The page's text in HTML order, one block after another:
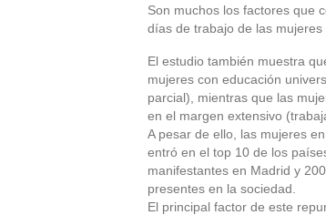
Son muchos los factores que
días de trabajo de las
El estudio también muestra
mujeres con educación
parcial), mientras que las
en el margen extensivo
A pesar de ello, las mujeres
entró en el top 10 de los
manifestantes en Madrid y
presentes en la sociedad.
El principal factor de este